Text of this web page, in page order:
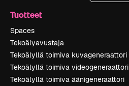
Tuotteet
Spaces
Tekoälyavustaja
Tekoälyllä toimiva kuvageneraattori
Tekoälyllä toimiva videogeneraattori
Tekoälyllä toimiva äänigeneraattori